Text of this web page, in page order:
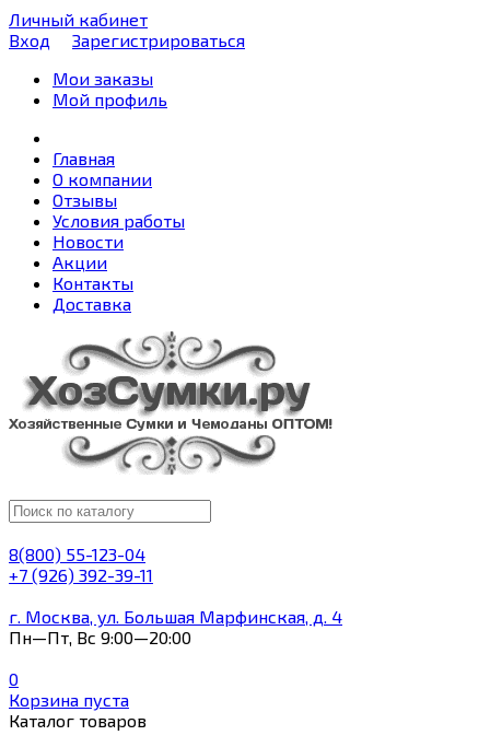
Личный кабинет
Вход
Зарегистрироваться
Мои заказы
Мой профиль
Главная
О компании
Отзывы
Условия работы
Новости
Акции
Контакты
Доставка
8(800) 55-123-04
+7 (926) 392-39-11
г. Москва, ул. Большая Марфинская, д. 4
Пн—Пт, Вс 9:00—20:00
0
Корзина пуста
Каталог товаров